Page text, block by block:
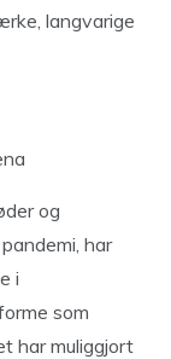
langvarige
og
har
i
som
har muliggjort